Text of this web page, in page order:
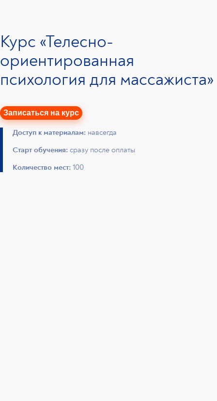
Курс «Телесно-
ориентированная
психология для массажиста»
Записаться на курс
Доступ к материалам: навсегда
Старт обучения: сразу после оплаты
Количество мест: 100